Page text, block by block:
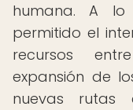
humana. A
permitido el
recursos
expansión de
nuevas rutas